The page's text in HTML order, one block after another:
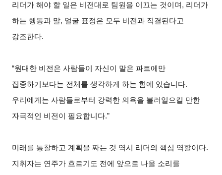
리더가 해야 할 일은 비전대로 팀원을 이끄는 것이며, 리더가
하는 행동과 말, 얼굴 표정은 모두 비전과 직결된다고
강조한다.
“원대한 비전은 사람들이 자신이 맡은 파트에만
집중하기보다는 전체를 생각하게 하는 힘에 있습니다.
우리에게는 사람들로부터 강력한 의욕을 불러일으킬 만한
자극적인 비전이 필요합니다.”
미래를 통찰하고 계획을 짜는 것 역시 리더의 핵심 역할이다.
지휘자는 연주가 흐르기도 전에 앞으로 나올 소리를